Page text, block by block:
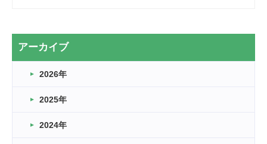
2026.03.20
なぎなた
2026.03.16
車いすバスケとRくんのお話
アーカイブ
2026年
2025年
2024年